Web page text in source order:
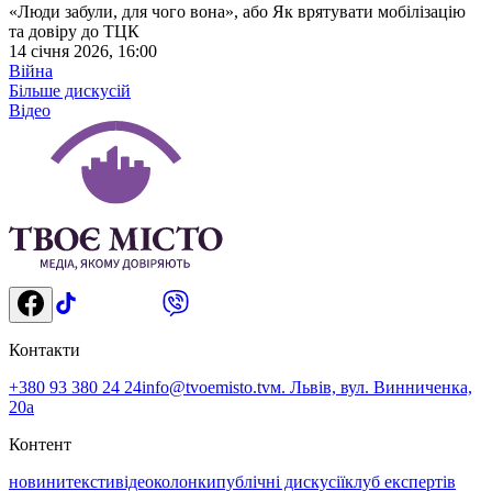
«Люди забули, для чого вона», або Як врятувати мобілізацію
та довіру до ТЦК
14 січня 2026, 16:00
Війна
Більше дискусій
Відео
Контакти
+380 93 380 24 24info@tvoemisto.tvм. Львів, вул. Винниченка,
20а
Контент
новинитекстивідеоколонкипублічні дискусіїклуб експертів